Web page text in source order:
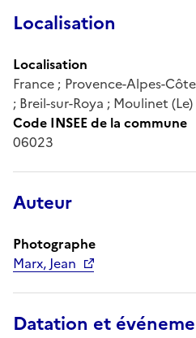
Localisation
Localisation
France ; Provence-Alpes-
; Breil-sur-Roya ; Moulinet (Le)
Code INSEE de la commune
06023
Auteur
Photographe
Marx, Jean
Datation et